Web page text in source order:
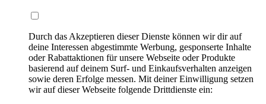
Durch das Akzeptieren dieser Dienste können wir dir auf
deine Interessen abgestimmte Werbung, gesponserte Inhalte
oder Rabattaktionen für unsere Webseite oder Produkte
basierend auf deinem Surf- und Einkaufsverhalten anzeigen
sowie deren Erfolge messen. Mit deiner Einwilligung setzen
wir auf dieser Webseite folgende Drittdienste ein: